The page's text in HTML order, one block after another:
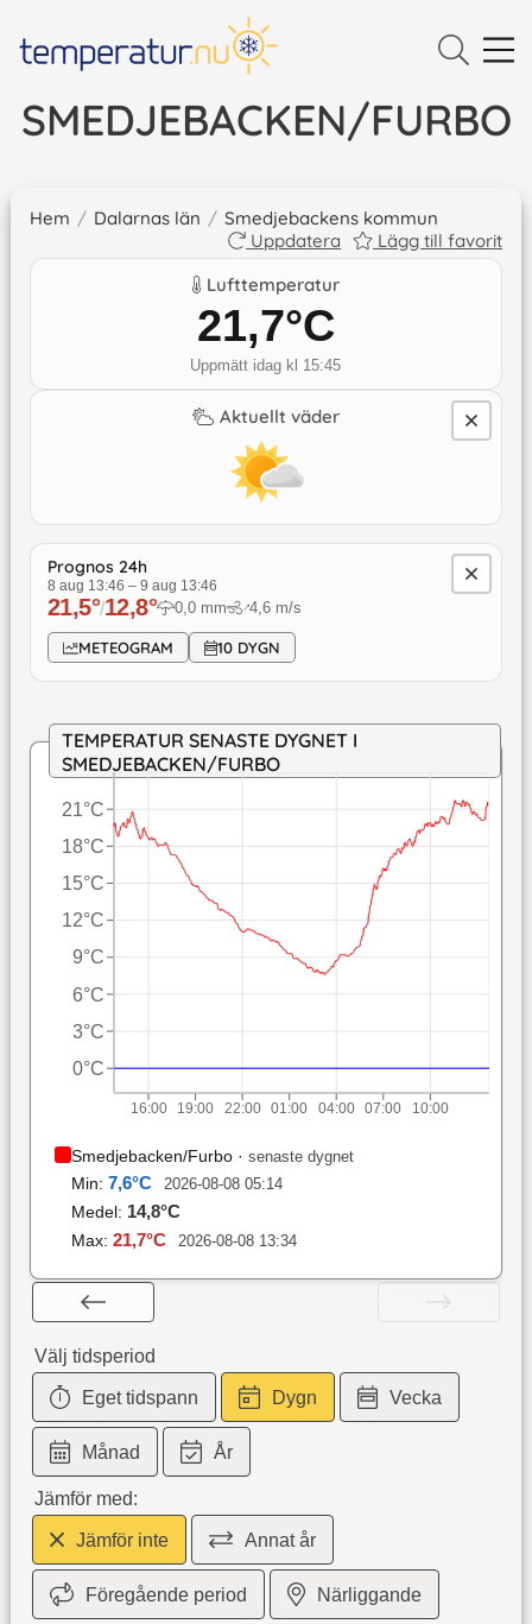
SMEDJEBACKEN/FURBO
Hem / Dalarnas län / Smedjebackens kommun
Uppdatera
Lägg till favorit
Lufttemperatur
21,7°C
Uppmätt idag kl 15:45
Aktuellt väder
Prognos 24h
8 aug 13:46 – 9 aug 13:46
21,5°/12,8° 0,0 mm ↓4,6 m/s
METEOGRAM 10 DYGN
TEMPERATUR SENASTE DYGNET I
SMEDJEBACKEN/FURBO
16:00 19:00 22:00 01:00 04:00 07:00 10:00
0°C
3°C
6°C
9°C
12°C
15°C
18°C
21°C
Smedjebacken/Furbo· senaste dygnet
Min: 7,6°C 2026-08-08 05:14
Medel: 14,8°C
Max: 21,7°C 2026-08-08 13:34
Välj tidsperiod
Eget tidspann Dygn Vecka
Månad År
Jämför med:
Jämför inte Annat år
Föregående period Närliggande